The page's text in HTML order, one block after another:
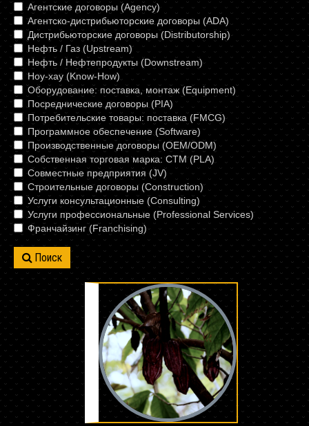
Агентcкие договоры (Agency)
Агентско-дистрибьюторские договоры (ADA)
Дистрибьюторские договоры (Distributorship)
Нефть / Газ (Upstream)
Нефть / Нефтепродукты (Downstream)
Ноу-хау (Know-How)
Оборудование: поставка, монтаж (Equipment)
Посреднические договоры (PIA)
Потребительские товары: поставка (FMCG)
Программное обеспечение (Software)
Производственные договоры (OEM/ODM)
Собственная торговая марка: СТМ (PLA)
Совместные предприятия (JV)
Строительные договоры (Construction)
Услуги консультационные (Consulting)
Услуги профессиональные (Professional Services)
Франчайзинг (Franchising)
Поиск